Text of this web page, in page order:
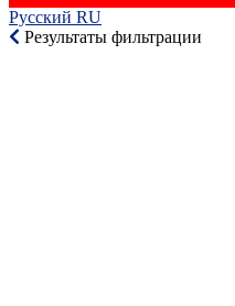
Русский RU‎
Результаты фильтрации